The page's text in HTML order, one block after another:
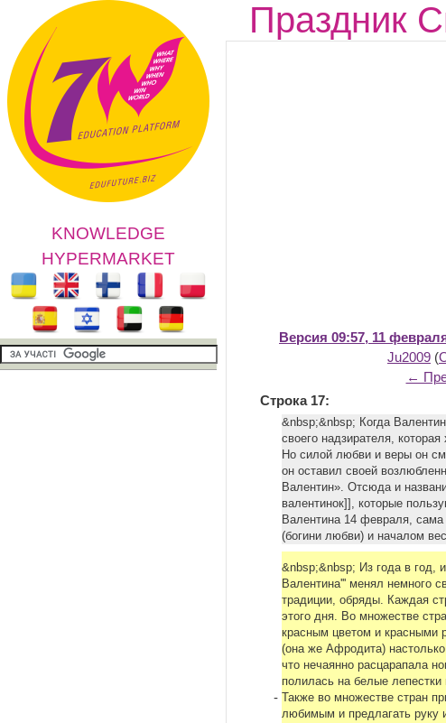
KNOWLEDGE
HYPERMARKET
Праздник
Версия 09:57, 11
Ju2009 (
←
Строка 17:
&nbsp;&nbsp; Когда
своего надзирателя,
Но силой любви и веры он
он оставил своей
Валентин». Отсюда и
валентинок]], которые
Валентина 14 февраля,
(богини любви) и началом
-
&nbsp;&nbsp; Из года в год,
Валентина''' менял немного
традиции, обряды. Каждая
этого дня. Во множестве
красным цветом и красными
(она же Афродита)
что нечаянно расцарапала
полилась на белые лепестки
Также во множестве стран
любимым и предлагать руку